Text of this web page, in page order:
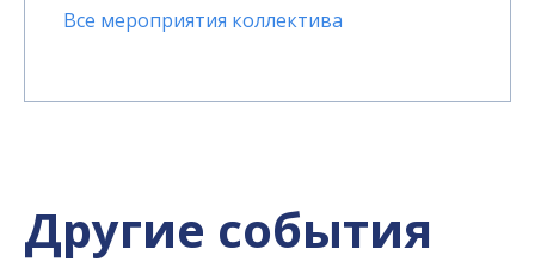
Все мероприятия коллектива
Другие события